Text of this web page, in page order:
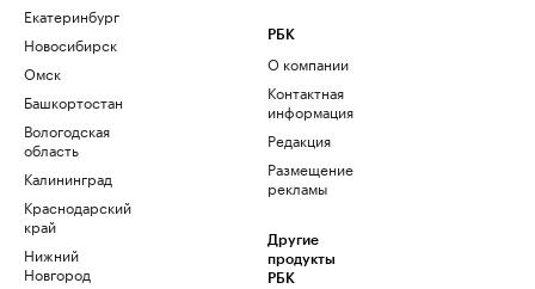
Екатеринбург
Новосибирск
Омск
Башкортостан
Вологодская
область
Калининград
Краснодарский
край
Нижний
Новгород
РБК
О компании
Контактная
информация
Редакция
Размещение
рекламы
Другие
продукты
РБК